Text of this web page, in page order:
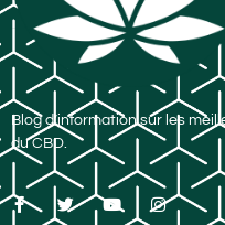
Blog d’information sur les
du CBD.